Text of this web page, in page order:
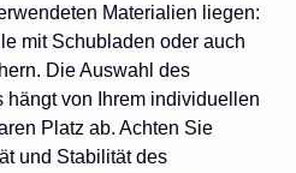
Materialien liegen:
mit Schubladen oder auch
Die Auswahl des
hängt von Ihrem individuellen
Platz ab. Achten Sie
und Stabilität des